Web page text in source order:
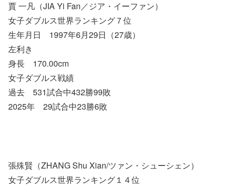
賈 一凡（JIA Yi Fan／ジア・イーファン）
女子ダブルス世界ランキング７位
生年月日 1997年6月29日（27歳）
左利き
身長 170.00cm
女子ダブルス戦績
過去 531試合中432勝99敗
2025年 29試合中23勝6敗
張殊賢（ZHANG Shu Xian/ツァン・シューシェン）
女子ダブルス世界ランキング１４位